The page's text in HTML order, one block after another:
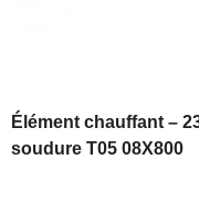
Élément chauffant –
soudure T05 08X800